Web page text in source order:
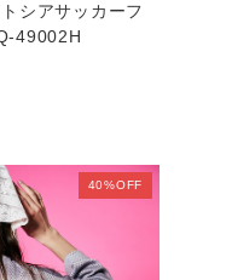
シアサッカーフ
49002H
40%OFF